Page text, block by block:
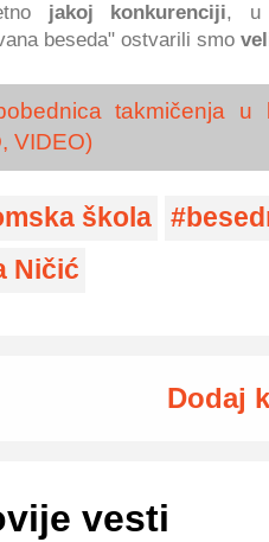
jakoj konkurenciji, u
beseda" ostvarili smo
takmičenja u
VIDEO)
škola
Ničić
Dodaj
vesti